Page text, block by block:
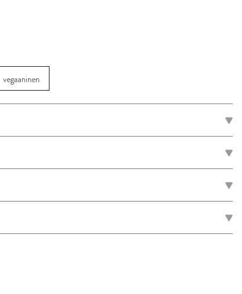
vegaaninen